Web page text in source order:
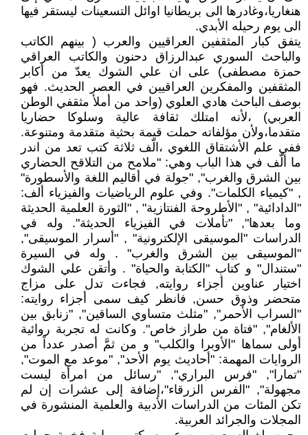
هنغاريا،وغادرها الى بريطانيا اوائل التسعينات ليستقر فيها
الى يوم رحيله الأبدي.
يتفق كبار المثقفين العراقيين والعرب ( بينهم الكاتب
والباحث السوري عبدالرزاق دحنون والكاتب العراقي
حمزة مصطفى) على ان علي الشوك يعدّ من أكابر
المثقفين والمفكرين العراقيين في العصر الحديث. فهو
بوصف الباحث هادي العلوي (واحد من أملأ مثقفي الوطن
العربي) ،لأنه امتلك ثقافة عالية وسلوكا حضاريا
متقدما،ولأن مؤلفاته حملت قيمة بحثية متقدمة ومتنوعة.
ففي علم الأشتقاق اللغوي ،الّف ثلاثة كتب تعد من اندر
ما ألّف في هذا الباب وهي: "ملامح من التلاقح الحضاري
بين الشرق والغرب", "جولة في أقاليم اللغة والأسطورة"
, "كيمياء الكلمات". وفي علوم الرياضيات والفيزياء ألف:
"الدادائية" , "الأطروحة الفنتازية" , "الثورة العلمية الحديثة
وما بعدها", "تأملات في الفيزياء الحديثة". وله في
الدراسات "الموسيقى الإلكترونية" , "أسرار الموسيقى",
"الموسيقى بين الشرق والغرب" . وله في السيرة
"ستندال" و كتاب "الكتابة والحياة" . وأتقن علي الشوك
اختيار عناوين أجزاء روايته, فجاءت تدل على مزاج
متحضر وذوق حسن, فانظر كيف سمى أجزاء روايته:
"السراب الأحمر", "مثلث متساوي الساقين", "زنابق بين
الألغام", "فتاة من طراز خاص". وكانت له تجربة روائية
أولى سماها "الأوبرا والكلب" و من ثمَّ أصدر عدداً من
الروايات المهمة: "أحاديث يوم الأحد", "موعد مع الموت",
"تمارا", "فرس البراري", "رسائل من امرأة ليست
مجهولة", "الفرس الزرقاء"،إضافة إلى عشرات إن لم
تكن المئات من الدراسات الأدبية والعلمية المنشورة في
المجلات والجرائد العربية.